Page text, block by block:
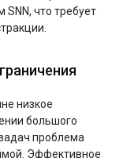
что требует
низкое
большого
проблема
Эффективное